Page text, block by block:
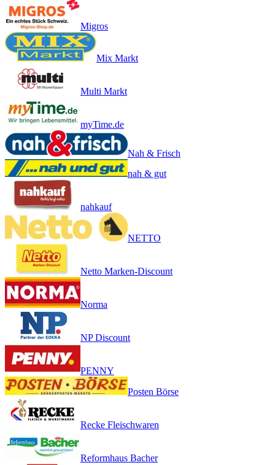
Migros
Mix Markt
Multi Markt
myTime.de
Nah & Frisch
nah & gut
nahkauf
NETTO
Netto Marken-Discount
Norma
NP Discount
PENNY
Posten Börse
Recke Fleischwaren
Reformhaus Bacher